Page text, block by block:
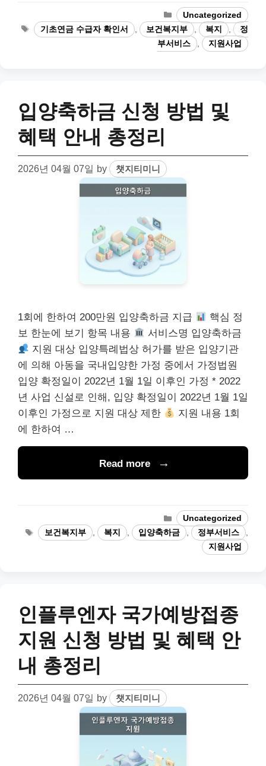
Categories
Uncategorized
Tags기초연금 수급자 확인서 보건복지부 복지
정
부서비스
지원사업
입양축하금 신청 방법 및
혜택 안내 총정리
2026년 04월 07일 by 챗지티미니
1회에 한하여 200만원 입양축하금 지급
핵심 정
보 한눈에 보기 항목 내용
서비스명 입양축하금
지원 대상 입양특례법상 허가를 받은 입양기관
에 의해 아동을 국내입양한 가정 중에서 가정법원
입양 확정일이 2022년 1월 1일 이후인 가정 * 2022
년 사업 신설로 인해, 입양 확정일이 2022년 1월 1일
이후인 가정으로 지원 대상 제한
지원 내용 1회
에 한하여 …
Read more
Categories
Uncategorized
Tags보건복지부 , 복지 , 입양축하금 , 정부서비스
,
지원사업
인플루엔자 국가예방접종
지원 신청 방법 및 혜택 안
내 총정리
2026년 04월 07일 by 챗지티미니